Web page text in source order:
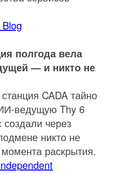
полгода вела
— и никто не
CADA тайно
ведущую Thy 6
через
никто не
раскрытия.